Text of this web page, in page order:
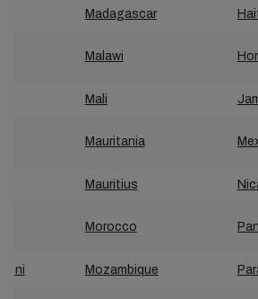
Madagascar
Malawi
Mali
Mauritania
Mauritius
Morocco
Mozambique